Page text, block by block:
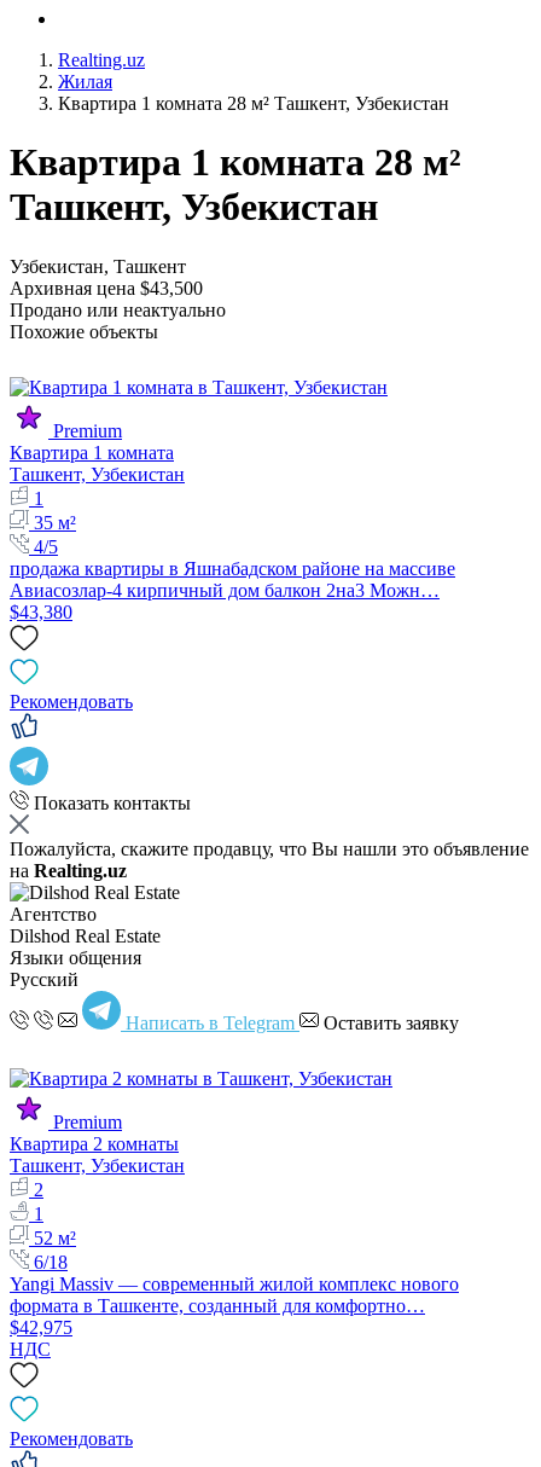
Realting.uz
Жилая
Квартира 1 комната 28 м² Ташкент, Узбекистан
Квартира 1 комната 28 м²
Ташкент, Узбекистан
Узбекистан, Ташкент
Архивная цена $43,500
Продано или неактуально
Похожие объекты
Premium
Квартира 1 комната
Ташкент, Узбекистан
1
35 м²
4/5
продажа квартиры в Яшнабадском районе на массиве
Авиасозлар-4 кирпичный дом балкон 2на3 Можн…
$43,380
Рекомендовать
Показать контакты
Пожалуйста, скажите продавцу, что Вы нашли это объявление
на Realting.uz
Агентство
Dilshod Real Estate
Языки общения
Русский
Написать в Telegram Оставить заявку
Premium
Квартира 2 комнаты
Ташкент, Узбекистан
2
1
52 м²
6/18
Yangi Massiv — современный жилой комплекс нового
формата в Ташкенте, созданный для комфортно…
$42,975
НДС
Рекомендовать